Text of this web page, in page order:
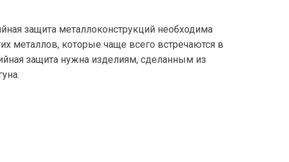
защита металлоконструкций необходима
металлов, которые чаще всего встречаются в
защита нужна изделиям, сделанным из